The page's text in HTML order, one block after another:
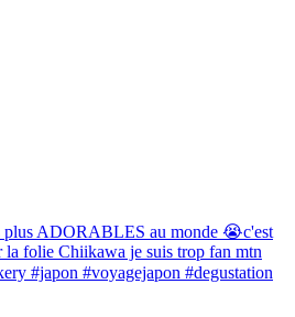
plus ADORABLES au monde 😭c'est
la folie Chiikawa je suis trop fan mtn
#japon #voyagejapon #degustation